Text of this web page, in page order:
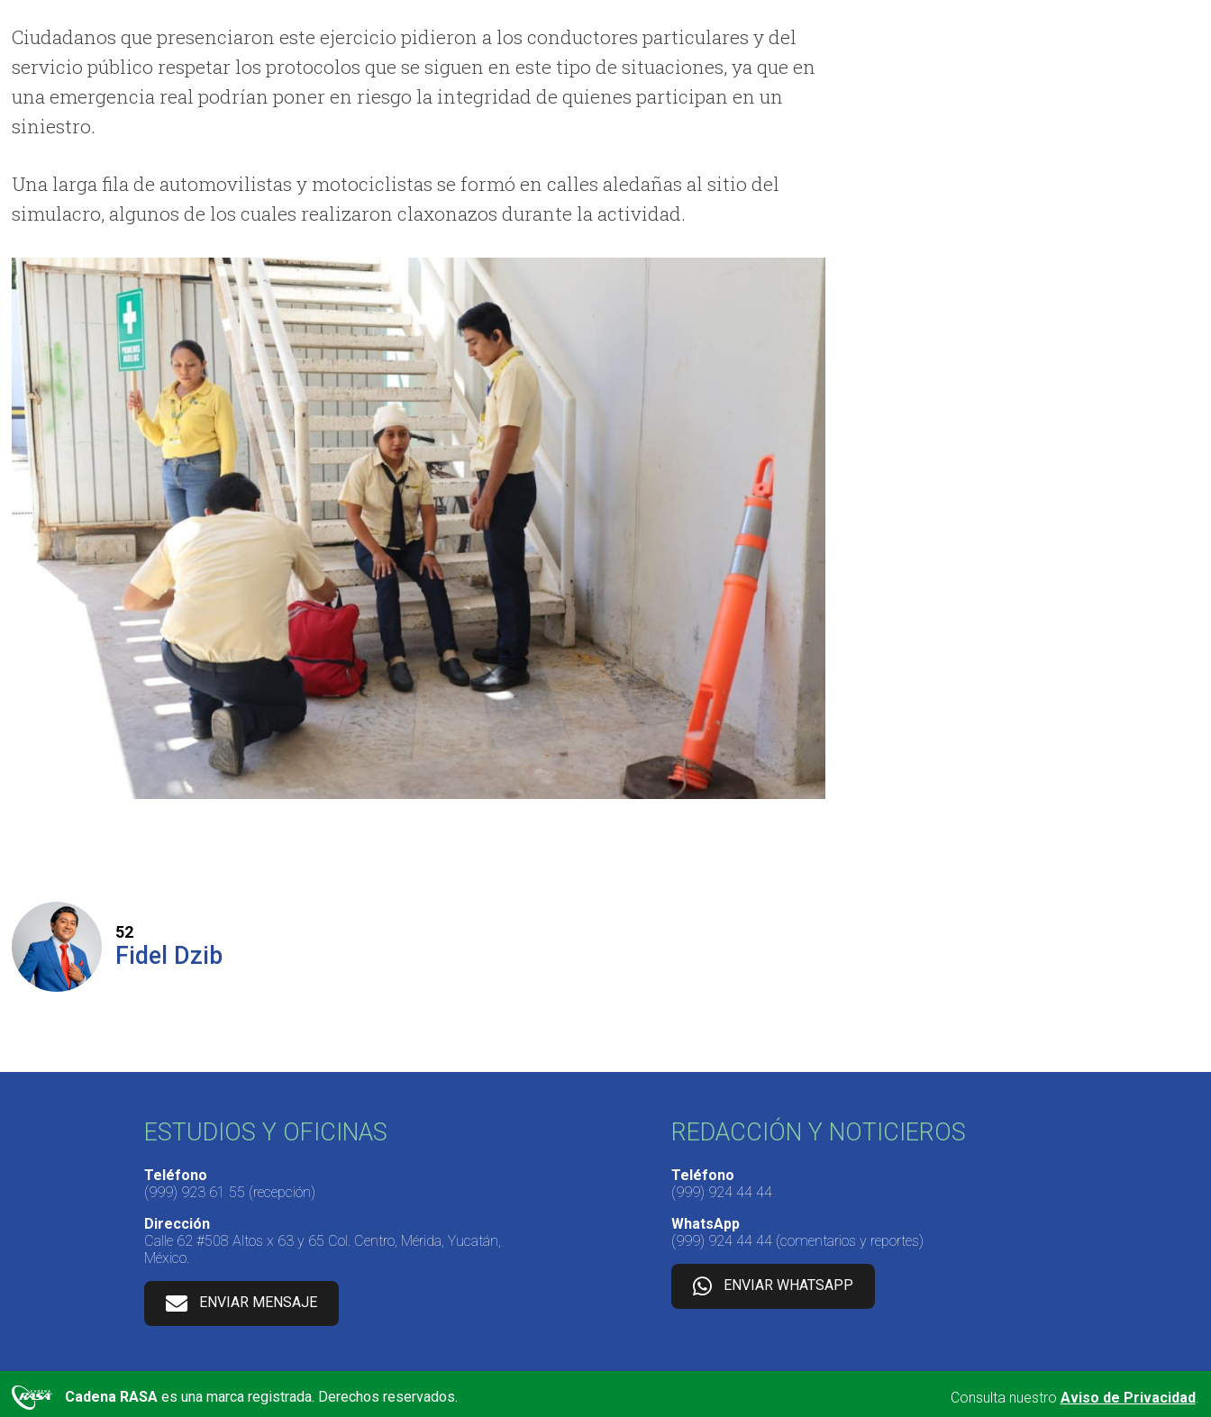
Ciudadanos que presenciaron este ejercicio pidieron a los conductores particulares y del
servicio público respetar los protocolos que se siguen en este tipo de situaciones, ya que en
una emergencia real podrían poner en riesgo la integridad de quienes participan en un
siniestro.
Una larga fila de automovilistas y motociclistas se formó en calles aledañas al sitio del
simulacro, algunos de los cuales realizaron claxonazos durante la actividad.
52
Fidel Dzib
ESTUDIOS Y OFICINAS
Teléfono
(999) 923 61 55 (recepción)
Dirección
Calle 62 #508 Altos x 63 y 65 Col. Centro, Mérida, Yucatán,
México.
ENVIAR MENSAJE
REDACCIÓN Y NOTICIEROS
Teléfono
(999) 924 44 44
WhatsApp
(999) 924 44 44 (comentarios y reportes)
ENVIAR WHATSAPP
Cadena RASA es una marca registrada. Derechos reservados. Consulta nuestro Aviso de Privacidad.